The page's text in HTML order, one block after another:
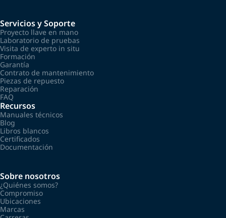
Servicios y Soporte
Proyecto llave en mano
Laboratorio de pruebas
Visita de experto in situ
Formación
Garantía
Contrato de mantenimiento
Piezas de repuesto
Reparación
FAQ
Recursos
Manuales técnicos
Blog
Libros blancos
Certificados
Documentación
Sobre nosotros
¿Quiénes somos?
Compromiso
Ubicaciones
Marcas